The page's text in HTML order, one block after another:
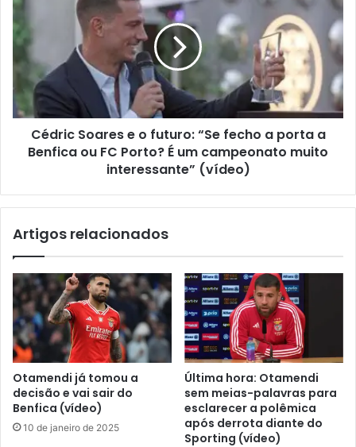
Cédric Soares e o futuro: “Se fecho a porta a
Benfica ou FC Porto? É um campeonato muito
interessante” (vídeo)
Artigos relacionados
Otamendi já tomou a
decisão e vai sair do
Benfica (vídeo)
10 de janeiro de 2025
Última hora: Otamendi
sem meias-palavras para
esclarecer a polêmica
após derrota diante do
Sporting (vídeo)